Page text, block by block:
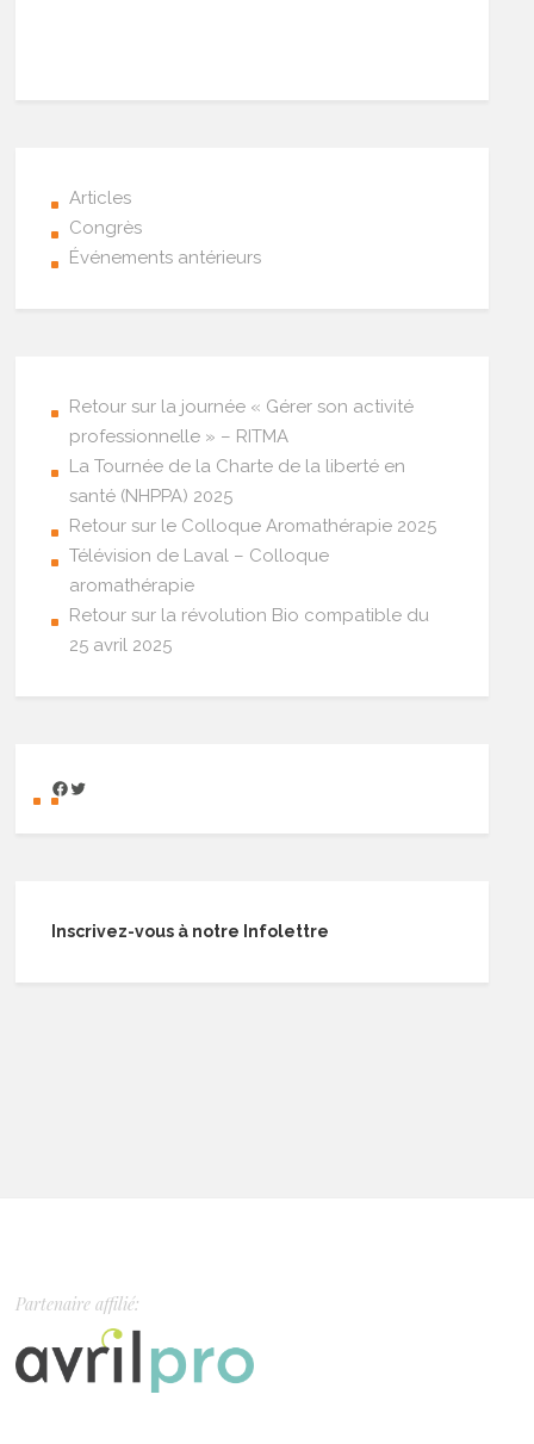
Articles
Congrès
Événements antérieurs
Retour sur la journée « Gérer son activité
professionnelle » – RITMA
La Tournée de la Charte de la liberté en
santé (NHPPA) 2025
Retour sur le Colloque Aromathérapie 2025
Télévision de Laval – Colloque
aromathérapie
Retour sur la révolution Bio compatible du
25 avril 2025
Inscrivez-vous à notre Infolettre
Partenaire affilié: